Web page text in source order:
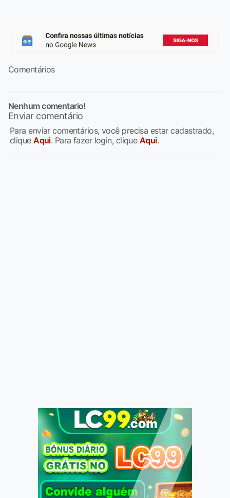
Comentários
Nenhum comentario!
Enviar comentário
Para enviar comentários, você precisa estar cadastrado,
cliqueAqui. Para fazer login, clique Aqui.